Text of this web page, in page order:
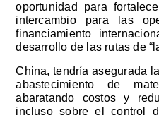
oportunidad para
intercambio para las
financiamiento
desarrollo de las rutas de
China, tendría asegurada
abastecimiento de
abaratando costos y
incluso sobre el control